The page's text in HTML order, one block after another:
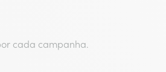
cada campanha.